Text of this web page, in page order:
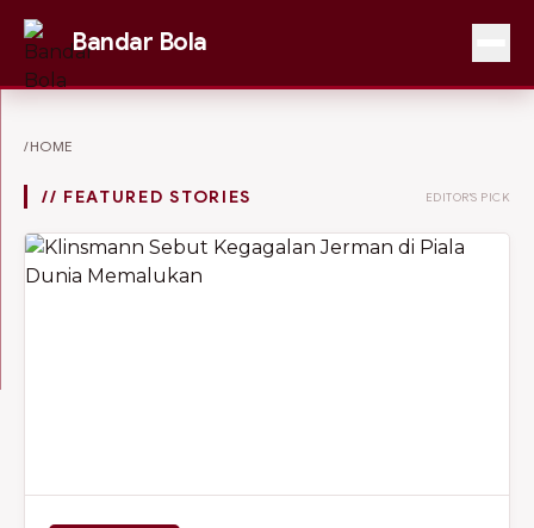
Bandar Bola
/HOME
// FEATURED STORIES EDITOR'S PICK